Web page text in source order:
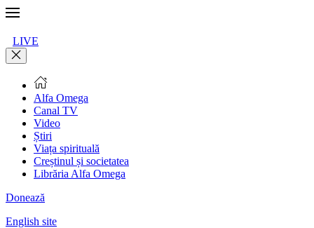
LIVE
Alfa Omega
Canal TV
Video
Știri
Viața spirituală
Creștinul și societatea
Librăria Alfa Omega
Donează
English site